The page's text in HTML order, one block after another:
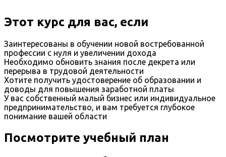
Этот курс для вас, если
Заинтересованы в обучении новой востребованной
профессии с нуля и увеличении дохода
Необходимо обновить знания после декрета или
перерыва в трудовой деятельности
Хотите получить удостоверение об образовании и
доводы для повышения заработной платы
У вас собственный малый бизнес или индивидуальное
предпринимательство, и вам требуется глубокое
понимание вашей области
Посмотрите учебный план